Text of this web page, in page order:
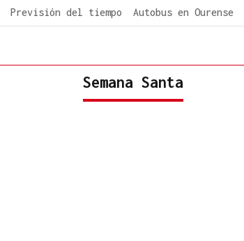
Previsión del tiempo Autobus en Ourense
Semana Santa